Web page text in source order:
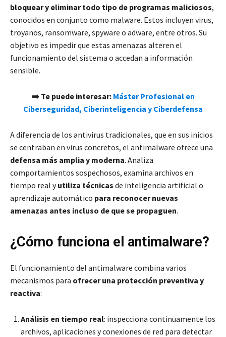
bloquear y eliminar todo tipo de programas maliciosos,
conocidos en conjunto como malware. Estos incluyen virus,
troyanos, ransomware, spyware o adware, entre otros. Su
objetivo es impedir que estas amenazas alteren el
funcionamiento del sistema o accedan a información
sensible.
➡️ Te puede interesar: Máster Profesional en
Ciberseguridad, Ciberinteligencia y Ciberdefensa
A diferencia de los antivirus tradicionales, que en sus inicios
se centraban en virus concretos, el antimalware ofrece una
defensa más amplia y moderna. Analiza
comportamientos sospechosos, examina archivos en
tiempo real yutiliza técnicas de inteligencia artificial o
aprendizaje automático para reconocer nuevas
amenazas antes incluso de que se propaguen.
¿Cómo funciona el antimalware?
El funcionamiento del antimalware combina varios
mecanismos para ofrecer una protección preventiva y
reactiva:
Análisis en tiempo real: inspecciona continuamente los
archivos, aplicaciones y conexiones de red para detectar